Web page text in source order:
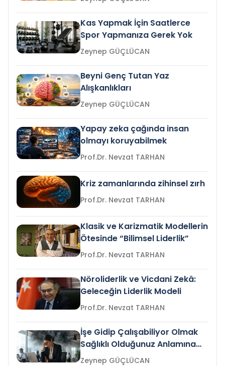
Kas Yapmak İçin Saatlerce
Spor Yapmanıza Gerek Yok
Zeynep GÜÇLÜCAN
Beyni Genç Tutan Yaz
Alışkanlıkları
Zeynep GÜÇLÜCAN
Yapay zeka çağında insan
olmayı koruyabilmek
Prof.Dr. Nevzat TARHAN
Kriz zamanlarında zihinsel zırh
Prof.Dr. Nevzat TARHAN
Klasik ve Karizmatik Modellerin
Ötesinde “Bilimsel Liderlik”
Prof.Dr. Nevzat TARHAN
Nöroliderlik ve Vicdani Zekâ:
Geleceğin Liderlik Modeli
Prof.Dr. Nevzat TARHAN
İşe Gidip Çalışabiliyor Olmak
Sağlıklı Olduğunuz Anlamına
Gelir mi?Zeynep GÜÇLÜCAN